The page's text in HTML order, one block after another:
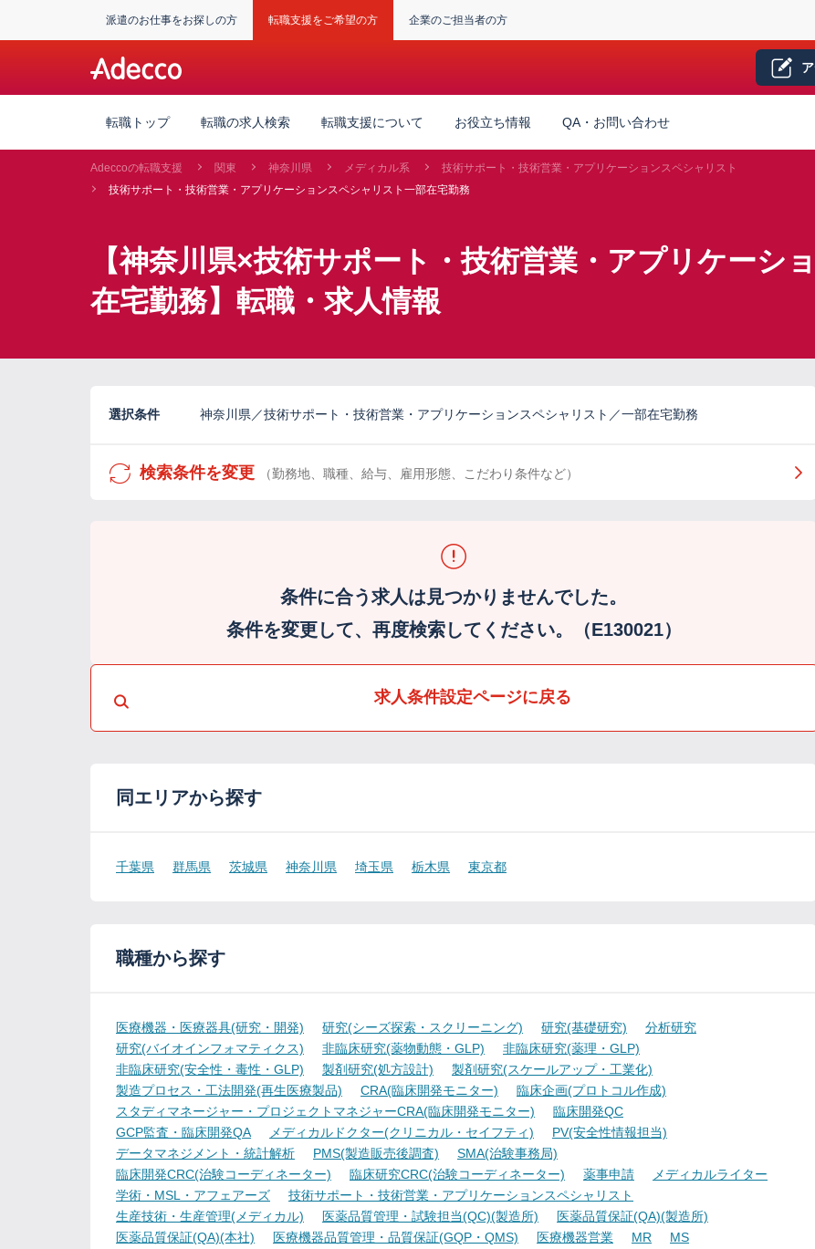
派遣のお仕事をお探しの方 転職支援をご希望の方 企業のご担当者の方
転職トップ 転職の求人検索 転職支援について お役立ち情報 QA・お問い合わせ
Adeccoの転職支援 関東 神奈川県 メディカル系
技術サポート・技術営業・アプリケーションスペシャリスト
技術サポート・技術営業・アプリケーションスペシャリスト一部在宅勤務
【神奈川県×技術サポート・技術営業・アプリケーシ
在宅勤務】転職・求人情報
選択条件 神奈川県／技術サポート・技術営業・アプリケーションスペシャリスト／一部在宅勤務
検索条件を変更 （勤務地、職種、給与、雇用形態、こだわり条件など）
条件に合う求人は見つかりませんでした。
条件を変更して、再度検索してください。（E130021）
求人条件設定ページに戻る
同エリアから探す
千葉県 群馬県 茨城県 神奈川県 埼玉県 栃木県 東京都
職種から探す
医療機器・医療器具(研究・開発) 研究(シーズ探索・スクリーニング) 研究(基礎研究)
分析研究
研究(バイオインフォマティクス)
非臨床研究(薬物動態・GLP)
非臨床研究(薬理・GLP)
非臨床研究(安全性・毒性・GLP)
製剤研究(処方設計)
製剤研究(スケールアップ・工業化)
製造プロセス・工法開発(再生医療製品)
CRA(臨床開発モニター)
臨床企画(プロトコル作成)
スタディマネージャー・プロジェクトマネジャーCRA(臨床開発モニター)
臨床開発QC
GCP監査・臨床開発QA
メディカルドクター(クリニカル・セイフティ)
PV(安全性情報担当)
データマネジメント・統計解析
PMS(製造販売後調査)
SMA(治験事務局)
臨床開発CRC(治験コーディネーター)
臨床研究CRC(治験コーディネーター) 薬事申請
メディカルライター
学術・MSL・アフェアーズ
技術サポート・技術営業・アプリケーションスペシャリスト
生産技術・生産管理(メディカル)
医薬品質管理・試験担当(QC)(製造所)
医薬品質保証(QA)(製造所)
医薬品質保証(QA)(本社)
医療機器品質管理・品質保証(GQP・QMS) 医療機器営業 MR
MS